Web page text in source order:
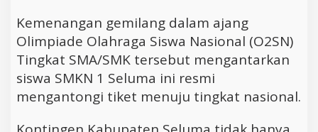
Kemenangan gemilang dalam ajang
Olimpiade Olahraga Siswa Nasional (O2SN)
Tingkat SMA/SMK tersebut mengantarkan
siswa SMKN 1 Seluma ini resmi
mengantongi tiket menuju tingkat nasional.